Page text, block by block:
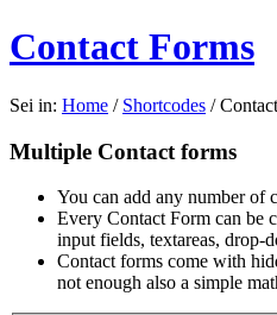
Contact Forms
Sei in: Home / Shortcodes /
Multiple Contact forms
You can add any number of
Every Contact Form can be
input fields, textareas, drop-
Contact forms come with
not enough also a simple